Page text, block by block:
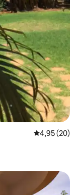
Calificación
4,95 (20)